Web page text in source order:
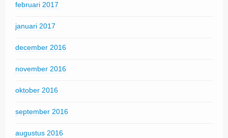
februari 2017
januari 2017
december 2016
november 2016
oktober 2016
september 2016
augustus 2016